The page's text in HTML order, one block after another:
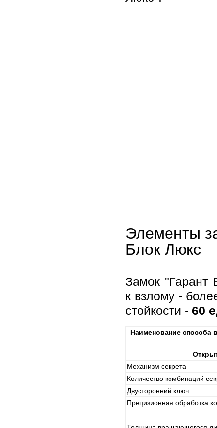
Элементы
Блок Люкс
Замок "Гарант
к взлому -
стойкости - 60
Наименование способа
Механизм секрета
Количество комбинаций
Двусторонний ключ
Прецизионная обработка